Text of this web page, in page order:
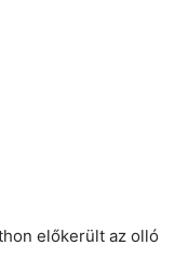
előkerült az olló